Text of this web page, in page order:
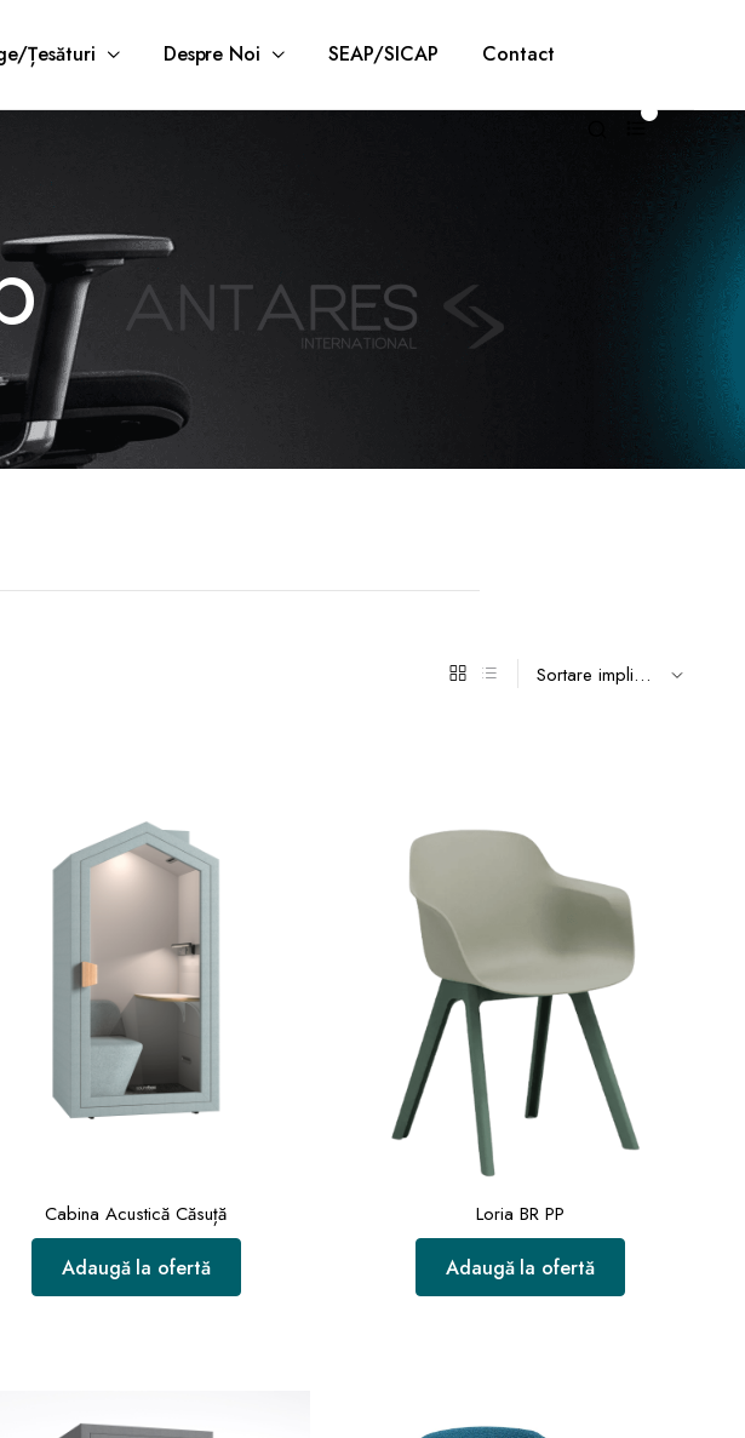
Țesături Despre Noi SEAP/SICAP Contact
Cabina Acustică Căsuță
Adaugă la ofertă
Loria BR PP
Adaugă la ofertă